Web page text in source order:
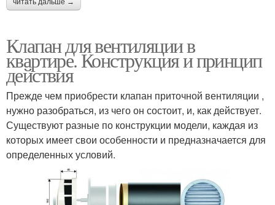
Клапан для вентиляции в
квартире. Конструкция и принцип
действия
Прежде чем приобрести клапан приточной вентиляции ,
нужно разобраться, из чего он состоит, и, как действует.
Существуют разные по конструкции модели, каждая из
которых имеет свои особенности и предназначается для
определенных условий.